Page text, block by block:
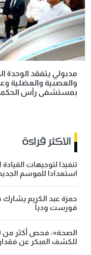
مدبولي يتفقد الوحدة
والعصبية والعضلية
بمستشفى رأس
الاكثر قراءة
استعدادا للموسم
حمزة عبد الكريم
فورست ودياً
للكشف المبكر عن